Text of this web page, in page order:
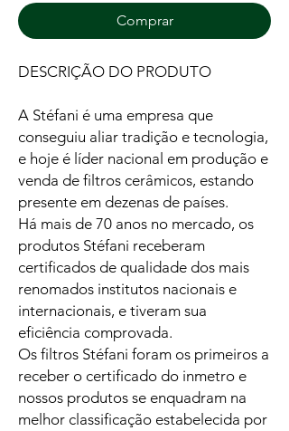
Comprar
DESCRIÇÃO DO PRODUTO
A Stéfani é uma empresa que
conseguiu aliar tradição e tecnologia,
e hoje é líder nacional em produção e
venda de filtros cerâmicos, estando
presente em dezenas de países.
Há mais de 70 anos no mercado, os
produtos Stéfani receberam
certificados de qualidade dos mais
renomados institutos nacionais e
internacionais, e tiveram sua
eficiência comprovada.
Os filtros Stéfani foram os primeiros a
receber o certificado do inmetro e
nossos produtos se enquadram na
melhor classificação estabelecida por